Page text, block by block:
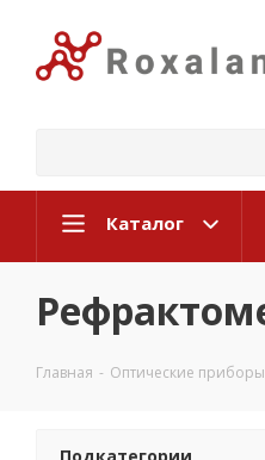
Каталог
Главная - Оптические приборы